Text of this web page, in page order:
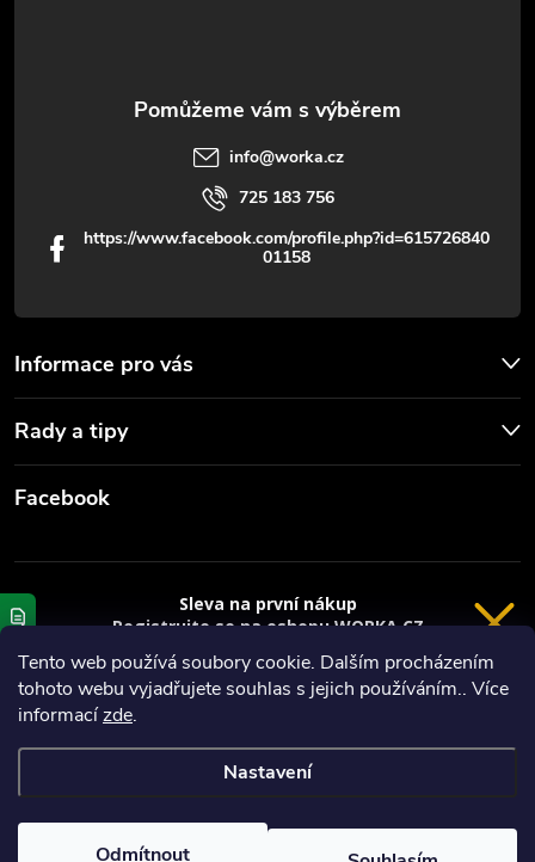
Tento web používá soubory cookie. Dalším procházením
tohoto webu vyjadřujete souhlas s jejich používáním.. Více
informacízde.
Nastavení
Odmítnout
Informace pro vás
Rady a tipy
info@worka.cz
725 183 756
https://www.facebook.com/profile.php?id=615726840
01158
Facebook
Vytvořil Shoptet
Copyright 2026
Sleva na první nákup
Registrujte se na eshopu WORKA.CZ
sleva 100 Kč* na nákup je Vaše.
Registrace
Privacy policy
VRÁCENÍ 14 DNÍ